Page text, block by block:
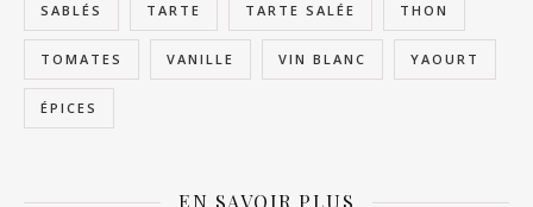
SABLÉS TARTE TARTE SALÉE THON
TOMATES VANILLE VIN BLANC YAOURT
ÉPICES
EN SAVOIR PLUS